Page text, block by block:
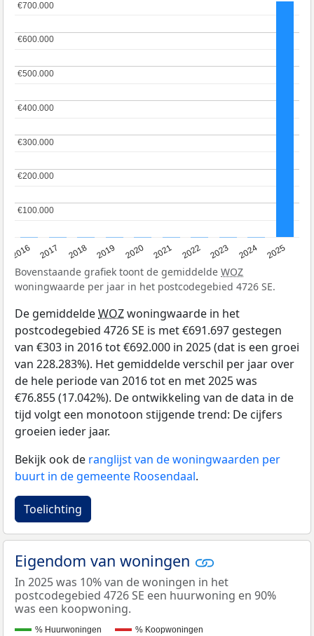
2016 2017 2018 2019 2020 2021 2022 2023 2024 2025
€100.000
€100.000
€200.000
€200.000
€300.000
€300.000
€400.000
€400.000
€500.000
€500.000
€600.000
€600.000
€700.000
€700.000
Bovenstaande grafiek toont de gemiddelde WOZ
woningwaarde per jaar in het postcodegebied 4726 SE.
De gemiddeldeWOZwoningwaarde in het
postcodegebied 4726 SE is met €691.697 gestegen
van €303 in 2016 tot €692.000 in 2025 (dat is een groei
van 228.283%). Het gemiddelde verschil per jaar over
de hele periode van 2016 tot en met 2025 was
€76.855 (17.042%). De ontwikkeling van de data in de
tijd volgt een monotoon stijgende trend: De cijfers
groeien ieder jaar.
Bekijk ook de ranglijst van de woningwaarden per
buurt in de gemeente Roosendaal.
Toelichting
Eigendom van woningen
In 2025 was 10% van de woningen in het
postcodegebied 4726 SE een huurwoning en 90%
was een koopwoning.
% Huurwoningen % Koopwoningen